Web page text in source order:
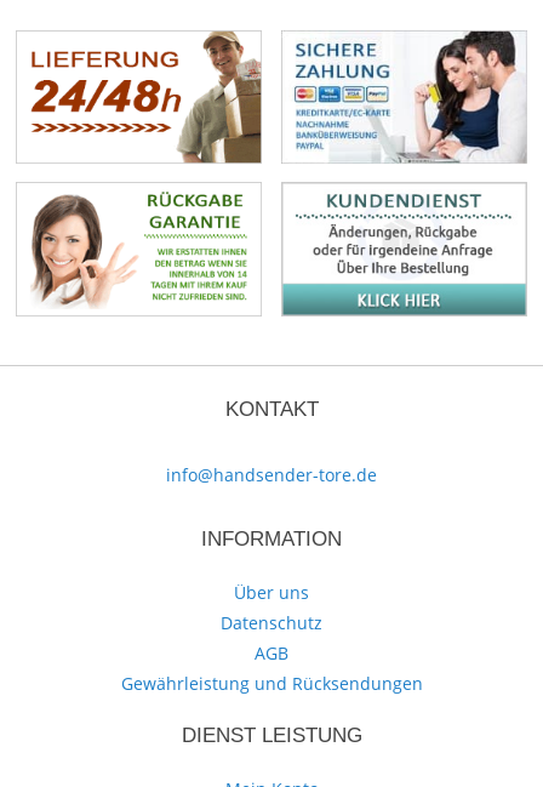
KONTAKT
info@handsender-tore.de
INFORMATION
Über uns
Datenschutz
AGB
Gewährleistung und Rücksendungen
DIENST LEISTUNG